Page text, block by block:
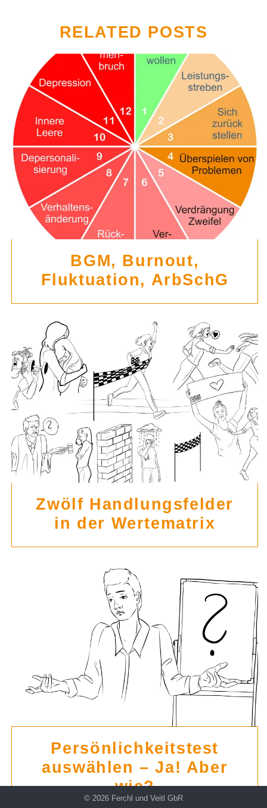
RELATED POSTS
BGM, Burnout,
Fluktuation, ArbSchG
Zwölf Handlungsfelder
in der Wertematrix
Persönlichkeitstest
auswählen – Ja! Aber
wie?
© 2026 Ferchl und Veitl GbR